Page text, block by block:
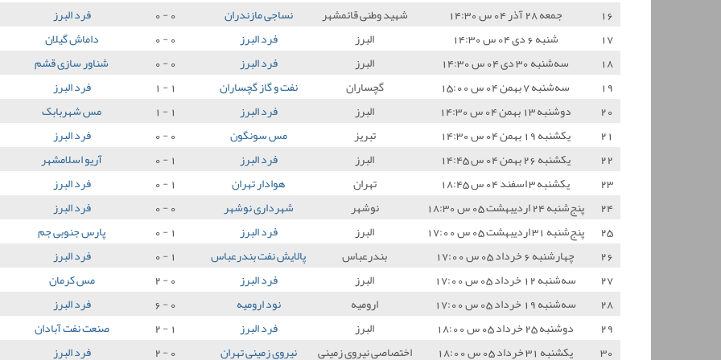
16
جمعه 28 آذر 04 س 14:30 شهید وطنی قائمشهر نساجی مازندران 0 - 0 فرد البرز
17
شنبه 6 دی 04 س 14:30 البرز فرد البرز 0 - 0 داماش گیلان
18
سه‌شنبه 30 دی 04 س 14:30 البرز فرد البرز 0 - 0 شناور سازی قشم
19
سه‌شنبه 7 بهمن 04 س 15:00 گچساران نفت و گاز گچساران 1 - 1 فرد البرز
20
دوشنبه 13 بهمن 04 س 14:30 البرز فرد البرز 1 - 1 مس شهربابک
21
یکشنبه 19 بهمن 04 س 14:30 تبریز مس سونگون 0 - 0 فرد البرز
22
یکشنبه 26 بهمن 04 س 14:45 البرز فرد البرز 1 - 0 آریو اسلامشهر
23
یکشنبه 3 اسفند 04 س 18:45 تهران هوادار تهران 1 - 0 فرد البرز
24
پنج‌شنبه 24 اردیبهشت 05 س 18:30 نوشهر شهرداری نوشهر 0 - 0 فرد البرز
25
پنج‌شنبه 31 اردیبهشت 05 س 17:00 البرز فرد البرز 1 - 0 پارس جنوبی جم
26
چهارشنبه 6 خرداد 05 س 17:00 بندرعباس پالایش نفت بندرعباس 1 - 0 فرد البرز
27
سه‌شنبه 12 خرداد 05 س 17:00 البرز فرد البرز 0 - 2 مس کرمان
28
سه‌شنبه 19 خرداد 05 س 17:00 ارومیه نود ارومیه 0 - 6 فرد البرز
29
دوشنبه 25 خرداد 05 س 18:00 البرز فرد البرز 1 - 2 صنعت نفت آبادان
30
یکشنبه 31 خرداد 05 س 18:00 اختصاصی نیروی زمینی نیروی زمینی تهران 0 - 2 فرد البرز